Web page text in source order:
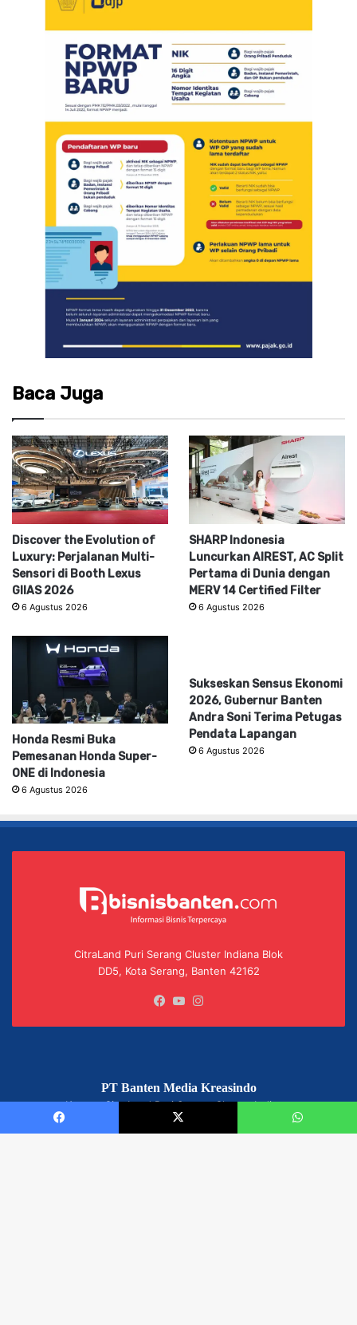
Baca Juga
Discover the Evolution of
Luxury: Perjalanan Multi-
Sensori di Booth Lexus
GIIAS 2026
6 Agustus 2026
SHARP Indonesia
Luncurkan AIREST, AC Split
Pertama di Dunia dengan
MERV 14 Certified Filter
6 Agustus 2026
Honda Resmi Buka
Pemesanan Honda Super-
ONE di Indonesia
6 Agustus 2026
Sukseskan Sensus Ekonomi
2026, Gubernur Banten
Andra Soni Terima Petugas
Pendata Lapangan
6 Agustus 2026
CitraLand Puri Serang Cluster Indiana Blok
DD5, Kota Serang, Banten 42162
Facebook
YouTube
PT Banten Media Kreasindo
Kantor: CitraLand Puri Serang Cluster Indiana,
Blok DD5 No. 1, Kota Serang, Banten
Facebook X WhatsApp